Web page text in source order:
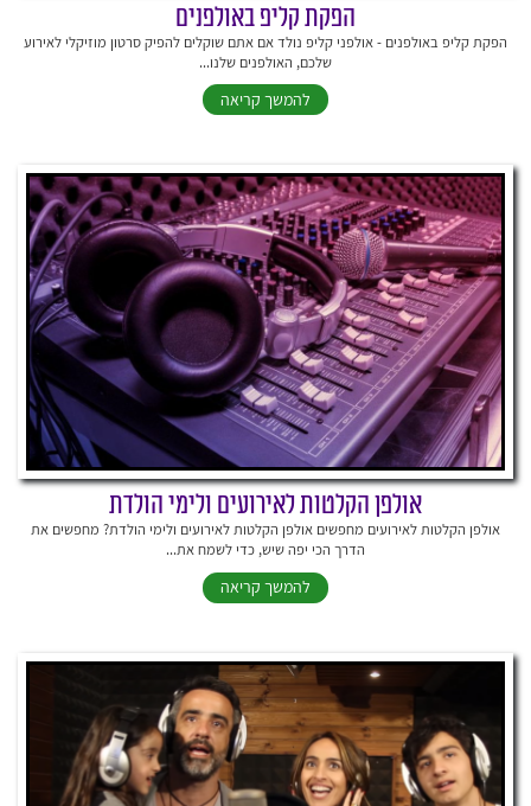
הפקת קליפ באולפנים
הפקת קליפ באולפנים - אולפני קליפ נולד אם אתם שוקלים להפיק סרטון מוזיקלי לאירוע
שלכם, האולפנים שלנו...
להמשך קריאה
אולפן הקלטות לאירועים ולימי הולדת
אולפן הקלטות לאירועים מחפשים אולפן הקלטות לאירועים ולימי הולדת? מחפשים את
הדרך הכי יפה שיש, כדי לשמח את...
להמשך קריאה